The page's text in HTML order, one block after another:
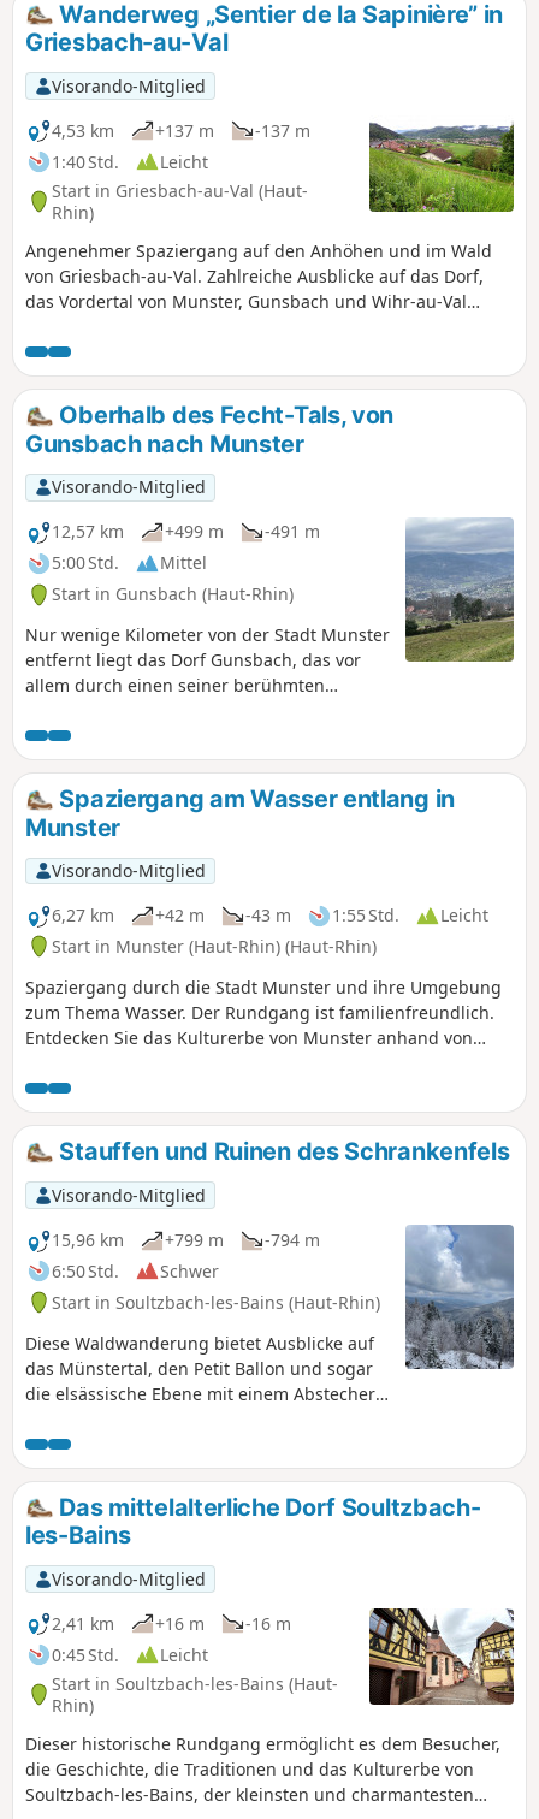
Wanderweg „Sentier de la Sapinière” in
Griesbach-au-Val
Visorando-Mitglied
4,53 km
+137 m
-137 m
1:40 Std.
Leicht
Start in Griesbach-au-Val (Haut-
Rhin)
Angenehmer Spaziergang auf den Anhöhen und im Wald
von Griesbach-au-Val. Zahlreiche Ausblicke auf das Dorf,
das Vordertal von Munster, Gunsbach und Wihr-au-Val
Oberhalb des Fecht-Tals, von
Gunsbach nach Munster
Visorando-Mitglied
12,57 km
+499 m
-491 m
5:00 Std.
Mittel
Start in Gunsbach (Haut-Rhin)
Nur wenige Kilometer von der Stadt Munster
entfernt liegt das Dorf Gunsbach, das vor
allem durch einen seiner berühmten
der in dem Dorf seiner Kindheit 1928 sein
Haus errichten ließ. Sein Haus ist heute ein
Museum, das besichtigt werden kann.
Dieser Rundweg führt über sehr schöne
Wege und Pfade zum Aufstieg zum
Heidenruckenkopf, hinunter zum
Hexenplatz, vorbei am Narrenstein mit
seinem einzigartigen Ausblick auf die Stadt
und das Fecht-Tal. Sie führt um die Stadt
Münster und ihre wichtigsten
Sehenswürdigkeiten herum, steigt dann
über schöne Wege, insbesondere den
Heidenbachweg, wieder hinauf und führt
Haus.
Spaziergang am Wasser entlang in
Munster
Visorando-Mitglied
6,27 km
+42 m -43 m 1:55 Std.
Leicht
Start in Munster (Haut-Rhin) (Haut-Rhin)
Spaziergang durch die Stadt Munster und ihre Umgebung
zum Thema Wasser. Der Rundgang ist familienfreundlich.
Entdecken Sie das Kulturerbe von Munster anhand von
entlang der Strecke aufgestellt sind. Verweilen Sie
insbesondere bei den alten Waschhäusern. Der
Spaziergang bietet zudem die Gelegenheit, die noch in
Betrieb befindlichen Wasserkraftwerke zu sehen.
Stauffen und Ruinen des Schrankenfels
Visorando-Mitglied
15,96 km
+799 m
-794 m
6:50 Std.
Schwer
Start in Soultzbach-les-Bains (Haut-Rhin)
Diese Waldwanderung bietet Ausblicke auf
das Münstertal, den Petit Ballon und sogar
die elsässische Ebene mit einem Abstecher
Schrankenfels, zahlreichen Picknickplätzen
und ein wenig Bewegung und Ruhe.
Das mittelalterliche Dorf Soultzbach-
les-Bains
Visorando-Mitglied
2,41 km
+16 m
-16 m
0:45 Std.
Leicht
Start in Soultzbach-les-Bains (Haut-
Rhin)
Dieser historische Rundgang ermöglicht es dem Besucher,
die Geschichte, die Traditionen und das Kulturerbe von
Soultzbach-les-Bains, der kleinsten und charmantesten